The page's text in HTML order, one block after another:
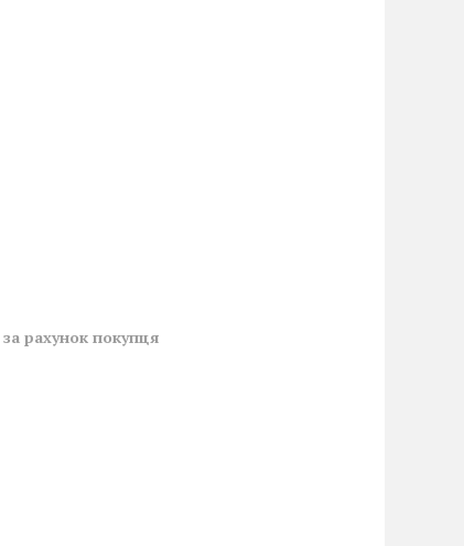
за рахунок покупця